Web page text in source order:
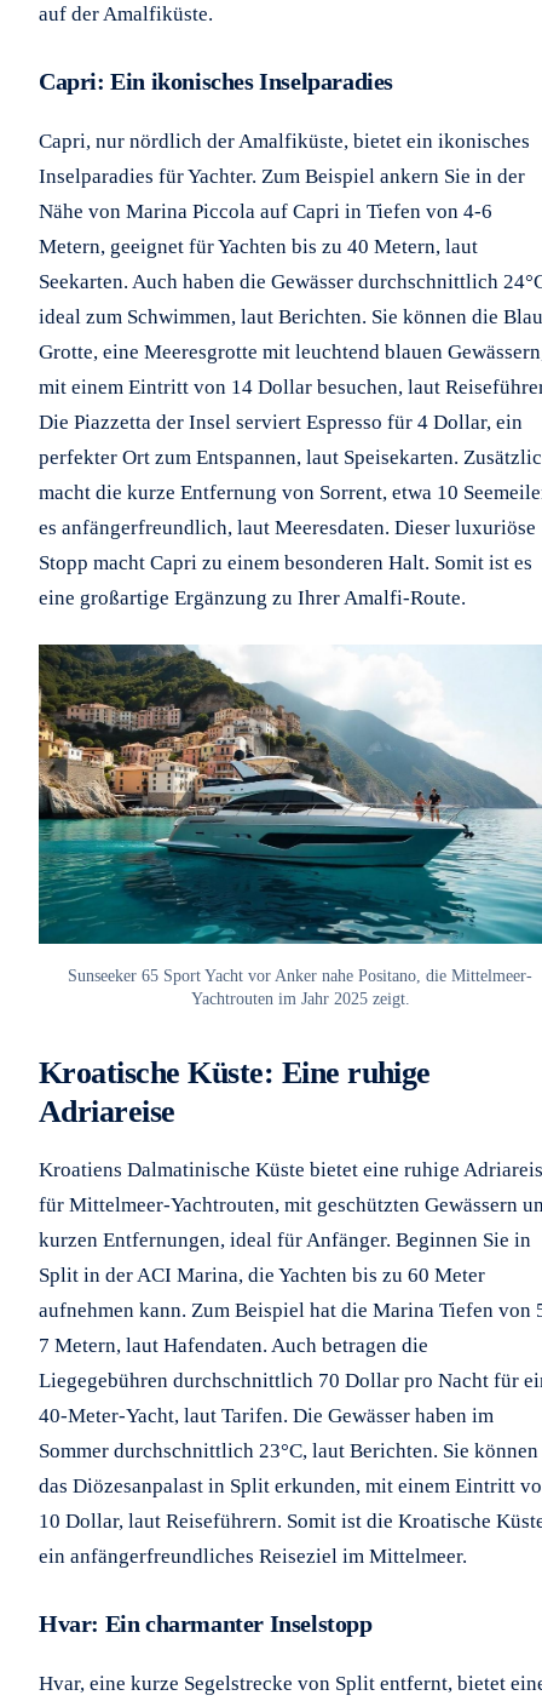
auf der Amalfiküste.
Capri: Ein ikonisches Inselparadies
Capri, nur nördlich der Amalfiküste, bietet ein ikonisches
Inselparadies für Yachter. Zum Beispiel ankern Sie in der
Nähe von Marina Piccola auf Capri in Tiefen von 4-6
Metern, geeignet für Yachten bis zu 40 Metern, laut
Seekarten. Auch haben die Gewässer durchschnittlich
ideal zum Schwimmen, laut Berichten. Sie können die
Grotte, eine Meeresgrotte mit leuchtend blauen
mit einem Eintritt von 14 Dollar besuchen, laut
Die Piazzetta der Insel serviert Espresso für 4 Dollar, ein
perfekter Ort zum Entspannen, laut Speisekarten.
macht die kurze Entfernung von Sorrent, etwa 10
es anfängerfreundlich, laut Meeresdaten. Dieser luxuriöse
Stopp macht Capri zu einem besonderen Halt. Somit ist es
eine großartige Ergänzung zu Ihrer Amalfi-Route.
Sunseeker 65 Sport Yacht vor Anker nahe Positano, die Mittelmeer-
Yachtrouten im Jahr 2025 zeigt.
Kroatische Küste: Eine ruhige
Adriareise
Kroatiens Dalmatinische Küste bietet eine ruhige
für Mittelmeer-Yachtrouten, mit geschützten Gewässern
kurzen Entfernungen, ideal für Anfänger. Beginnen Sie in
Split in der ACI Marina, die Yachten bis zu 60 Meter
aufnehmen kann. Zum Beispiel hat die Marina Tiefen von
7 Metern, laut Hafendaten. Auch betragen die
Liegegebühren durchschnittlich 70 Dollar pro Nacht für
40-Meter-Yacht, laut Tarifen. Die Gewässer haben im
Sommer durchschnittlich 23°C, laut Berichten. Sie können
das Diözesanpalast in Split erkunden, mit einem Eintritt
10 Dollar, laut Reiseführern. Somit ist die Kroatische
ein anfängerfreundliches Reiseziel im Mittelmeer.
Hvar: Ein charmanter Inselstopp
Hvar, eine kurze Segelstrecke von Split entfernt, bietet